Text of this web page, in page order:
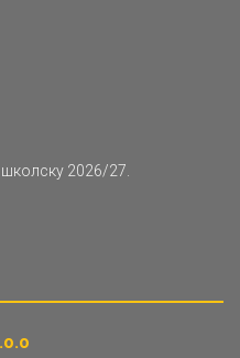
2026/27.